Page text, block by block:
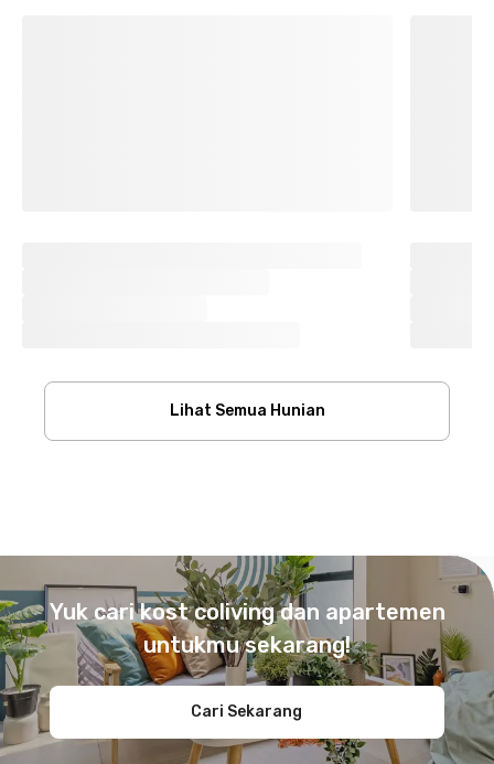
Lihat Semua Hunian
Yuk cari kost coliving dan apartemen
untukmu sekarang!
Cari Sekarang